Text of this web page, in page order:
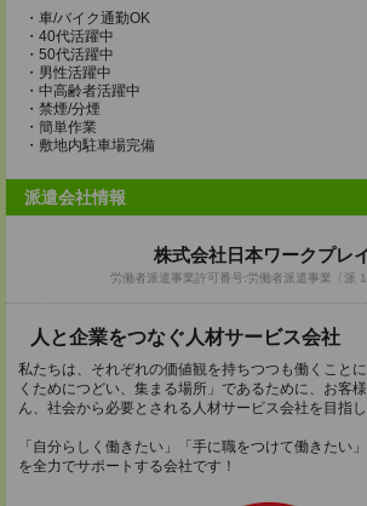
・車/バイク通勤OK
・40代活躍中
・50代活躍中
・男性活躍中
・中高齢者活躍中
・禁煙/分煙
・簡単作業
・敷地内駐車場完備
派遣会社情報
株式会社日本ワークプレ
労働者派遣事業許可番号:労働者派遣事業〔派
人と企業をつなぐ人材サービス会社
私たちは、それぞれの価値観を持ちつつも働くこと
くためにつどい、集まる場所」であるために、お客
ん、社会から必要とされる人材サービス会社を目指し
「自分らしく働きたい」「手に職をつけて働きたい
を全力でサポートする会社です！